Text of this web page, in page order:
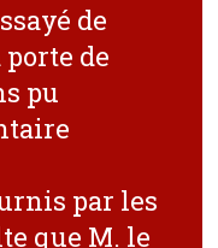
de
de
pu
par les
que M. le